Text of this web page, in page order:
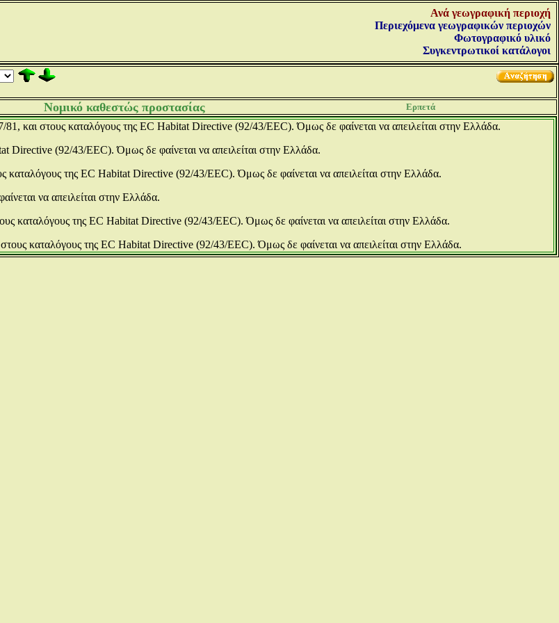
Ανά γεωγραφική περιοχή
Περιεχόμενα γεωγραφικών περιοχών
Φωτογραφικό υλικό
Συγκεντρωτικοί κατάλογοι
Νομικό καθεστώς προστασίας Ερπετά
και στους καταλόγους της EC Habitat Directive (92/43/EEC). Όμως δε φαίνεται να απειλείται στην Ελλάδα.
Directive (92/43/EEC). Όμως δε φαίνεται να απειλείται στην Ελλάδα.
καταλόγους της EC Habitat Directive (92/43/EEC). Όμως δε φαίνεται να απειλείται στην Ελλάδα.
να απειλείται στην Ελλάδα.
καταλόγους της EC Habitat Directive (92/43/EEC). Όμως δε φαίνεται να απειλείται στην Ελλάδα.
καταλόγους της EC Habitat Directive (92/43/EEC). Όμως δε φαίνεται να απειλείται στην Ελλάδα.